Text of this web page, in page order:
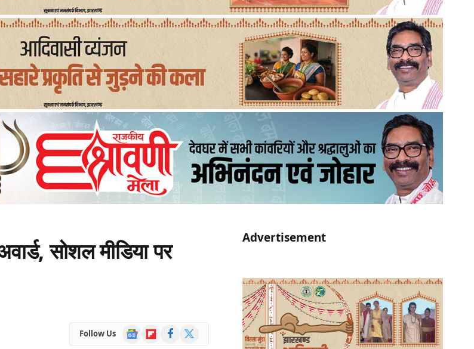
सोशल मीडिया पर
Follow Us
Google
News
FlipboardFacebook
Advertisement